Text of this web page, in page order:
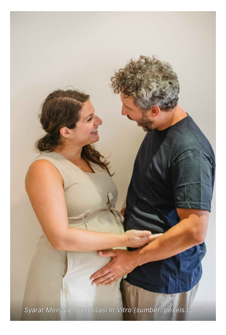
Syarat Menjalani Fertilisasi In Vitro (sumber: pexels.com)